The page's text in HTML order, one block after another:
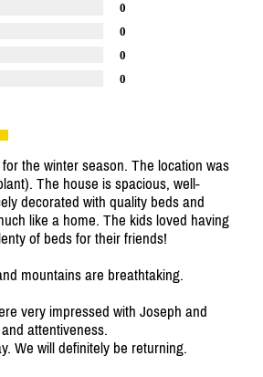
0
0
0
0
the winter season. The location was
The house is spacious, well-
decorated with quality beds and
like a home. The kids loved having
of beds for their friends!
mountains are breathtaking.
very impressed with Joseph and
attentiveness.
We will definitely be returning.